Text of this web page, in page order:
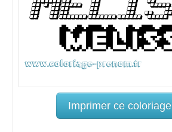
Imprimer ce coloriage